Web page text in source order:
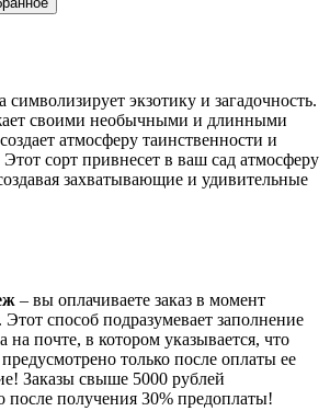
экзотику и загадочность.
своими необычными и длинными
атмосферу таинственности и
Этот сорт привнесет в ваш сад атмосферу
захватывающие и удивительные
– вы оплачиваете заказ в момент
способ подразумевает заполнение
на почте, в котором указывается, что
только после оплаты ее
Заказы свыше 5000 рублей
после получения 30% предоплаты!